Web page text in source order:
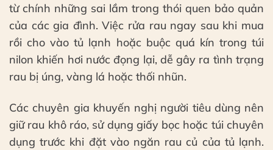
từ chính những sai lầm trong thói quen bảo quản
của các gia đình. Việc rửa rau ngay sau khi mua
rồi cho vào tủ lạnh hoặc buộc quá kín trong túi
nilon khiến hơi nước đọng lại, dễ gây ra tình trạng
rau bị úng, vàng lá hoặc thối nhũn.
Các chuyên gia khuyến nghị người tiêu dùng nên
giữ rau khô ráo, sử dụng giấy bọc hoặc túi chuyên
dụng trước khi đặt vào ngăn rau củ của tủ lạnh.